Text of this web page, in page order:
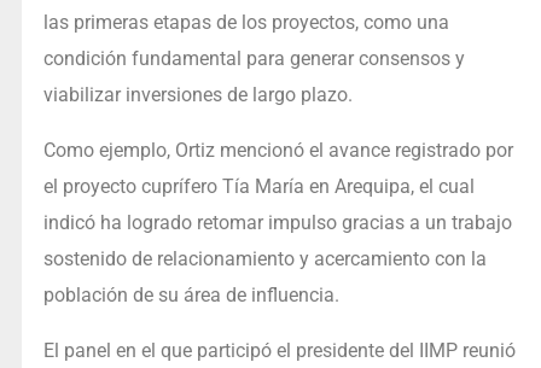
las primeras etapas de los proyectos, como una
condición fundamental para generar consensos y
viabilizar inversiones de largo plazo.
Como ejemplo, Ortiz mencionó el avance registrado por
el proyecto cuprífero Tía María en Arequipa, el cual
indicó ha logrado retomar impulso gracias a un trabajo
sostenido de relacionamiento y acercamiento con la
población de su área de influencia.
El panel en el que participó el presidente del IIMP reunió